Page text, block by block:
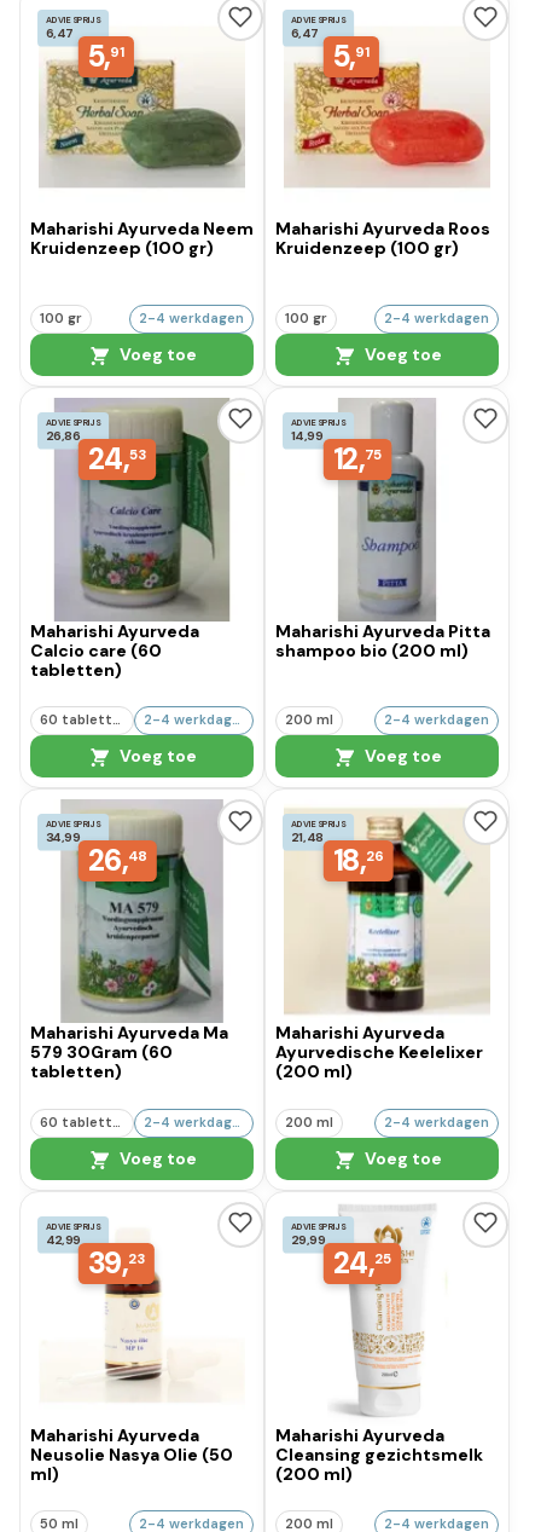
ADVIESPRIJS
6,47
5,91
Maharishi Ayurveda Neem
Kruidenzeep (100 gr)
100 gr 2-4 werkdagen
Voeg toe
ADVIESPRIJS
6,47
5,91
Maharishi Ayurveda Roos
Kruidenzeep (100 gr)
100 gr 2-4 werkdagen
Voeg toe
ADVIESPRIJS
26,86
24,53
Maharishi Ayurveda
Calcio care (60
tabletten)
60 tabletten 2-4 werkdagen
Voeg toe
ADVIESPRIJS
14,99
12,75
Maharishi Ayurveda Pitta
shampoo bio (200 ml)
200 ml 2-4 werkdagen
Voeg toe
ADVIESPRIJS
34,99
26,48
Maharishi Ayurveda Ma
579 30Gram (60
tabletten)
Voeg toe
ADVIESPRIJS
21,48
18,26
Maharishi Ayurveda
Ayurvedische Keelelixer
(200 ml)
200 ml 2-4 werkdagen
Voeg toe
ADVIESPRIJS
42,99
39,23
Maharishi Ayurveda
Neusolie Nasya Olie (50
ml)
50 ml 2-4 werkdagen
ADVIESPRIJS
29,99
24,25
Maharishi Ayurveda
Cleansing gezichtsmelk
(200 ml)
200 ml 2-4 werkdagen